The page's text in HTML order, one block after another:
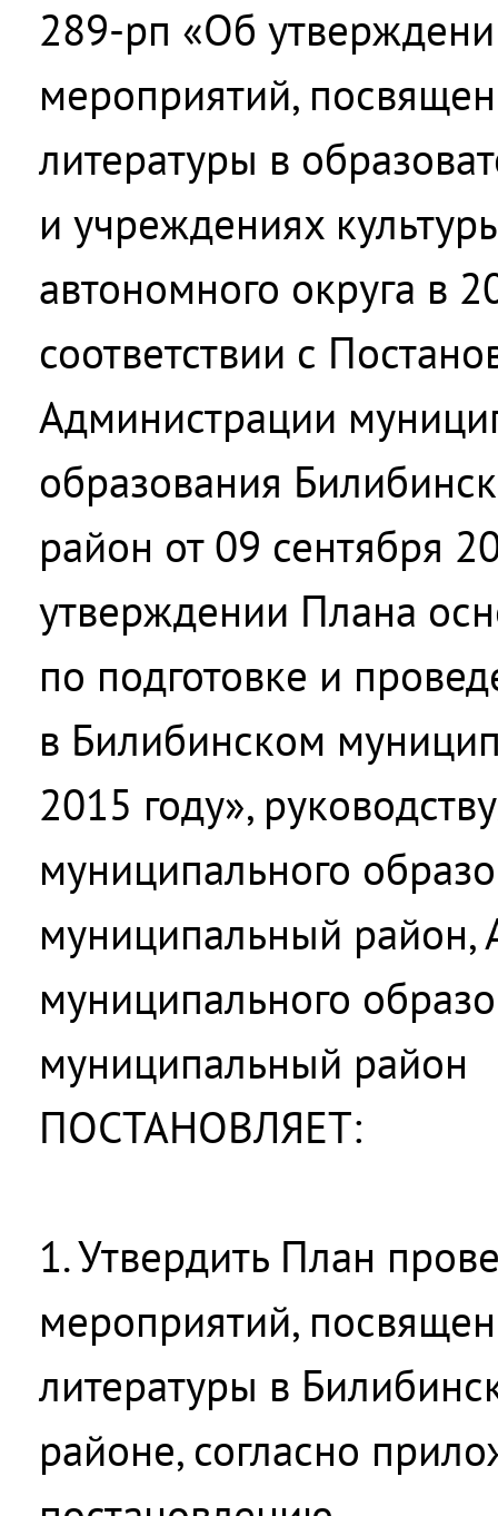
289-рп «Об
мероприятий,
литературы в
и учреждениях
автономного округа в
соответствии с
Администрации
образования
район от 09 сентября
утверждении Плана
по подготовке и
в Билибинском
2015 году»,
муниципального
муниципальный район,
муниципального
муниципальный район
ПОСТАНОВЛЯЕТ:
1. Утвердить План
мероприятий,
литературы в
районе, согласно